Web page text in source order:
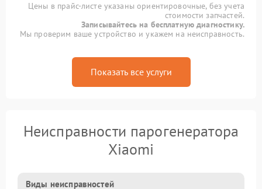
Цены в прайс-листе указаны ориентировочные, без учета
стоимости запчастей.
Записывайтесь на бесплатную диагностику.
Мы проверим ваше устройство и укажем на неисправность.
Показать все услуги
Неисправности парогенератора
Xiaomi
Виды неисправностей